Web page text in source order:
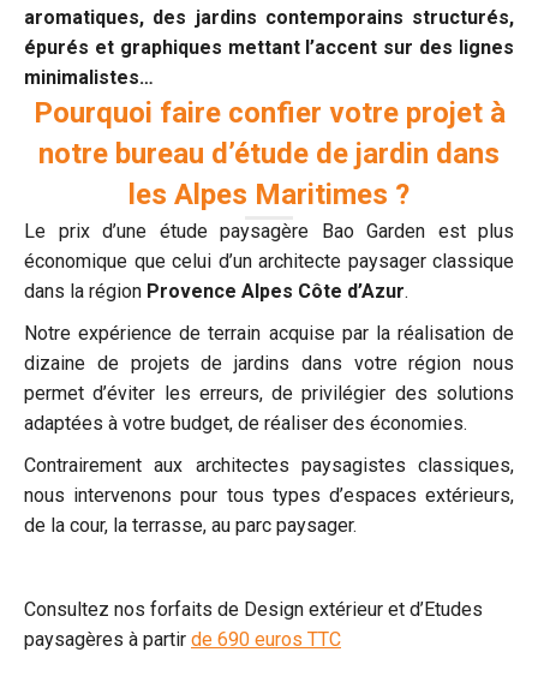
aromatiques, des jardins contemporains structurés,
épurés et graphiques mettant l’accent sur des lignes
minimalistes…
Pourquoi faire confier votre projet à
notre bureau d’étude de jardin dans
les Alpes Maritimes ?
Le prix d’une étude paysagère Bao Garden est plus
économique que celui d’un architecte paysager classique
dans la région Provence Alpes Côte d’Azur.
Notre expérience de terrain acquise par la réalisation de
dizaine de projets de jardins dans votre région nous
permet d’éviter les erreurs, de privilégier des solutions
adaptées à votre budget, de réaliser des économies.
Contrairement aux architectes paysagistes classiques,
nous intervenons pour tous types d’espaces extérieurs,
de la cour, la terrasse, au parc paysager.
Consultez nos forfaits de Design extérieur et d’Etudes
paysagères à partir de 690 euros TTC